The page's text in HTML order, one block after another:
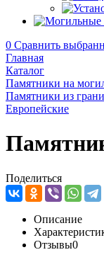
0 Сравнить
Главная
Каталог
Памятники на
Памятники из
Европейские
Поделиться
Описание
Отзывы0